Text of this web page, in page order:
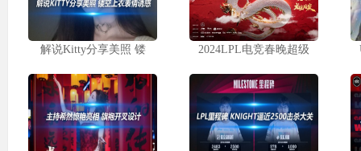
解说Kitty分享美照 镂 2024LPL电竞春晚超级